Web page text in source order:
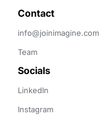
Contact
info@joinimagine.com
Team
Socials
LinkedIn
Instagram